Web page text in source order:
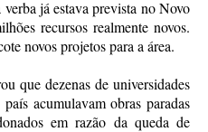
já estava prevista no Novo
recursos realmente novos.
novos projetos para a área.
que dezenas de universidades
acumulavam obras paradas
em razão da queda de